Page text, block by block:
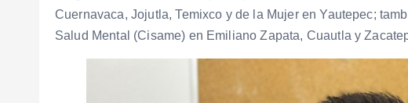
Cuernavaca, Jojutla, Temixco y de la Mujer en Yautepec;
Salud Mental (Cisame) en Emiliano Zapata, Cuautla y